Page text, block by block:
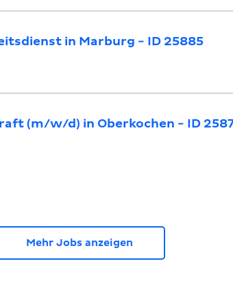
in Marburg - ID 25885
(m/w/d) in Oberkochen - ID
Mehr Jobs anzeigen